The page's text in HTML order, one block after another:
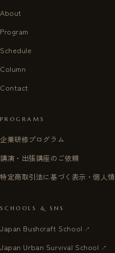
About
Program
Schedule
Column
Contact
PROGRAMS
企業研修プログラム
講演・出張講座のご依頼
特定商取引法に基づく表示・個人
SCHOOLS & SNS
Japan Bushcraft School
Japan Urban Survival School